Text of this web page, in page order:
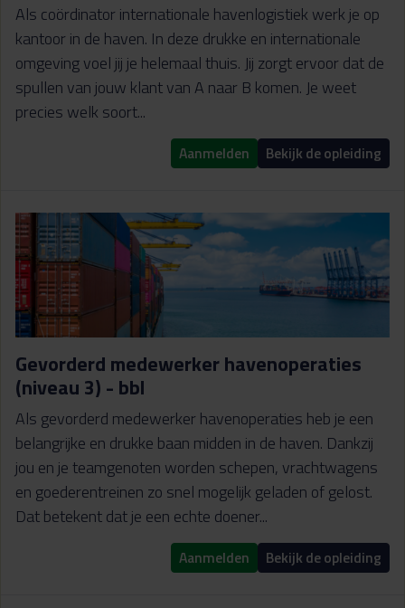
Als coördinator internationale havenlogistiek werk je op
kantoor in de haven. In deze drukke en internationale
omgeving voel jij je helemaal thuis. Jij zorgt ervoor dat de
spullen van jouw klant van A naar B komen. Je weet
precies welk soort...
Aanmelden Bekijk de opleiding
Gevorderd medewerker havenoperaties
(niveau 3) - bbl
Als gevorderd medewerker havenoperaties heb je een
belangrijke en drukke baan midden in de haven. Dankzij
jou en je teamgenoten worden schepen, vrachtwagens
en goederentreinen zo snel mogelijk geladen of gelost.
Dat betekent dat je een echte doener...
Aanmelden Bekijk de opleiding